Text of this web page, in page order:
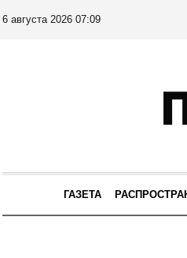
6 августа 2026 07:09
ГАЗЕТА